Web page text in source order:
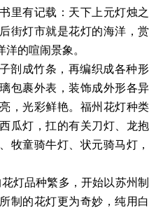
里有记载：天下上元灯烛之
街灯市就是花灯的海洋，赏
的喧闹景象。
剖成竹条，再编织成各种形
包裹外表，装饰成外形各异
，光彩鲜艳。福州花灯种类
瓜灯，扛的有关刀灯、龙抱
牧童骑牛灯、状元骑马灯，
灯品种繁多，开始以苏州制
制的花灯更为奇妙，纯用白